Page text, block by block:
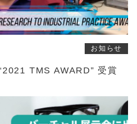
お知らせ
TMS AWARD” 受賞